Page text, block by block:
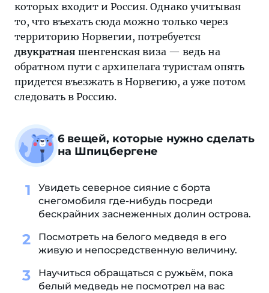
которых входит и Россия. Однако учитывая
то, что въехать сюда можно только через
территорию Норвегии, потребуется
двукратная шенгенская виза — ведь на
обратном пути с архипелага туристам опять
придется въезжать в Норвегию, а уже потом
следовать в Россию.
6 вещей, которые нужно сделать
на Шпицбергене
Увидеть северное сияние с борта
снегомобиля где-нибудь посреди
бескрайних заснеженных долин острова.
Посмотреть на белого медведя в его
живую и непосредственную величину.
Научиться обращаться с ружьём, пока
белый медведь не посмотрел на вас